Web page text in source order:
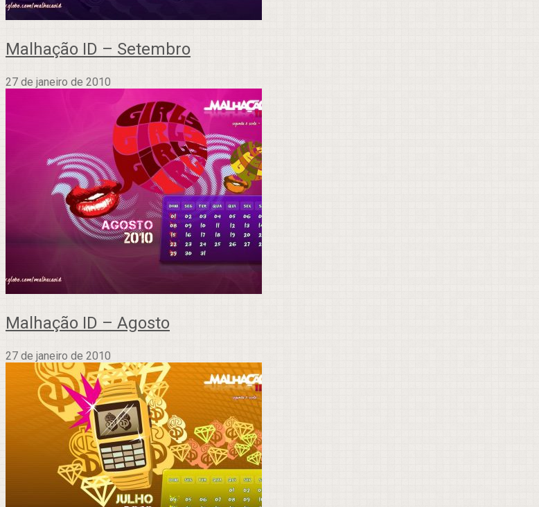
Malhação ID – Setembro
27 de janeiro de 2010
Malhação ID – Agosto
27 de janeiro de 2010